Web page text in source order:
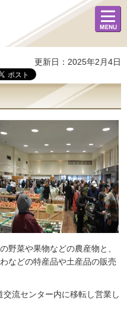
メニュ
ー
更新日：2025年2月4日
野菜や果物などの農産物と、
などの特産品や土産品の販売
流センター内に移転し営業し